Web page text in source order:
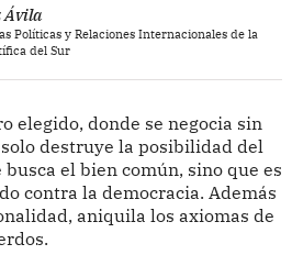
Ávila
Políticas y Relaciones Internacionales de la
del Sur
elegido, donde se negocia sin
destruye la posibilidad del
el bien común, sino que es
contra la democracia. Además
aniquila los axiomas de